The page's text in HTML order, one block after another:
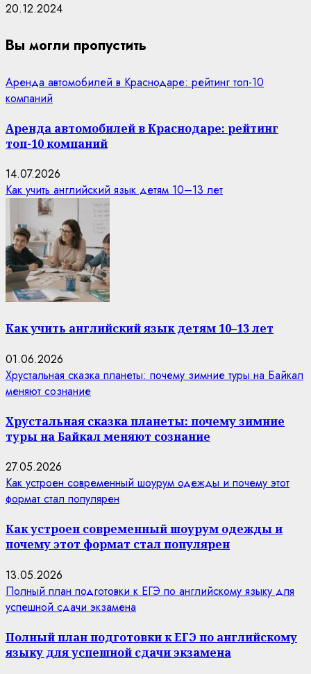
20.12.2024
Вы могли пропустить
Аренда автомобилей в Краснодаре: рейтинг топ-10
компаний
Аренда автомобилей в Краснодаре: рейтинг
топ-10 компаний
14.07.2026
Как учить английский язык детям 10–13 лет
Как учить английский язык детям 10–13 лет
01.06.2026
Хрустальная сказка планеты: почему зимние туры на Байкал
меняют сознание
Хрустальная сказка планеты: почему зимние
туры на Байкал меняют сознание
27.05.2026
Как устроен современный шоурум одежды и почему этот
формат стал популярен
Как устроен современный шоурум одежды и
почему этот формат стал популярен
13.05.2026
Полный план подготовки к ЕГЭ по английскому языку для
успешной сдачи экзамена
Полный план подготовки к ЕГЭ по английскому
языку для успешной сдачи экзамена